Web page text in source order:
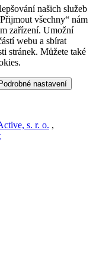
našich služeb
všechny“ nám
zařízení. Umožní
webu a sbírat
stránek. Můžete také
Podrobné nastavení
s. r. o. ,